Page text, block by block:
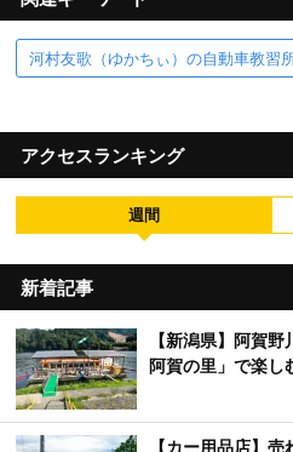
河村友歌（ゆかちぃ）の自動車教習
アクセスランキング
週間
新着記事
【新潟県】阿賀
阿賀の里」で楽し
【カー用品店】